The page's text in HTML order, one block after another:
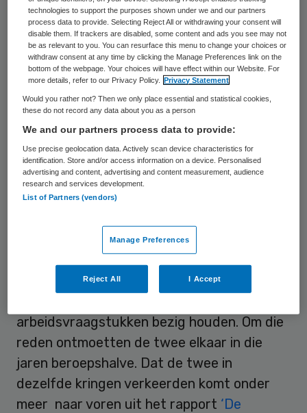
Arbeidsverhoudingen, Arbeidsmarkt en
Internationale Betrekkingen. Langejan was
eind jaren negentig Directeur
Arbeidsverhoudingen bij het ministerie van
Binnenlandse Zaken.
Opvolger
Nadat Borstlap in 2000 Directeur-Generaal
bij het ministerie van Onderwijs, Cultuur en
diens functie van Directeur-Generaal bij
Borstlap zich als Directeur-Generaal
arbeidsvraagstukken bezig houden. Om die
reden ontmoetten de twee elkaar in die
jaren beroepshalve. Dat de twee in
dezelfde kringen verkeerden komt onder
meer naar voren uit het rapport ‘De
technologies to support the purposes shown under we and our partners
process data to provide. Selecting Reject All or withdrawing your consent will
disable them. If trackers are disabled, some content and ads you see may not
be as relevant to you. You can resurface this menu to change your choices or
withdraw consent at any time by clicking the Manage Preferences link on the
bottom of the webpage. Your choices will have effect within our Website. For
more details, refer to our Privacy Policy.
Privacy Statement
Would you rather not? Then we only place essential and statistical cookies,
these do not record any data about you as a person
We and our partners process data to provide:
Use precise geolocation data. Actively scan device characteristics for
identification. Store and/or access information on a device. Personalised
advertising and content, advertising and content measurement, audience
research and services development.
List of Partners (vendors)
Manage Preferences
Reject All I Accept